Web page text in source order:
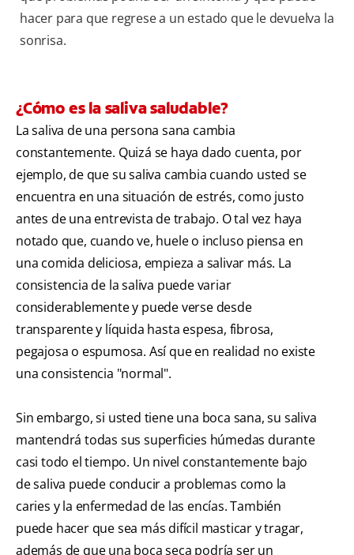
hacer para que regrese a un estado que le devuelva la
sonrisa.
¿Cómo es la saliva saludable?
La saliva de una persona sana cambia
constantemente. Quizá se haya dado cuenta, por
ejemplo, de que su saliva cambia cuando usted se
encuentra en una situación de estrés, como justo
antes de una entrevista de trabajo. O tal vez haya
notado que, cuando ve, huele o incluso piensa en
una comida deliciosa, empieza a salivar más. La
consistencia de la saliva puede variar
considerablemente y puede verse desde
transparente y líquida hasta espesa, fibrosa,
pegajosa o espumosa. Así que en realidad no existe
una consistencia "normal".
Sin embargo, si usted tiene una boca sana, su saliva
mantendrá todas sus superficies húmedas durante
casi todo el tiempo. Un nivel constantemente bajo
de saliva puede conducir a problemas como la
caries y la enfermedad de las encías. También
puede hacer que sea más difícil masticar y tragar,
además de que una boca seca podría ser un